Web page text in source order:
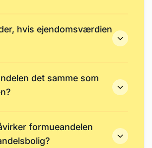
hvis ejendomsværdien
det samme som
formueandelen